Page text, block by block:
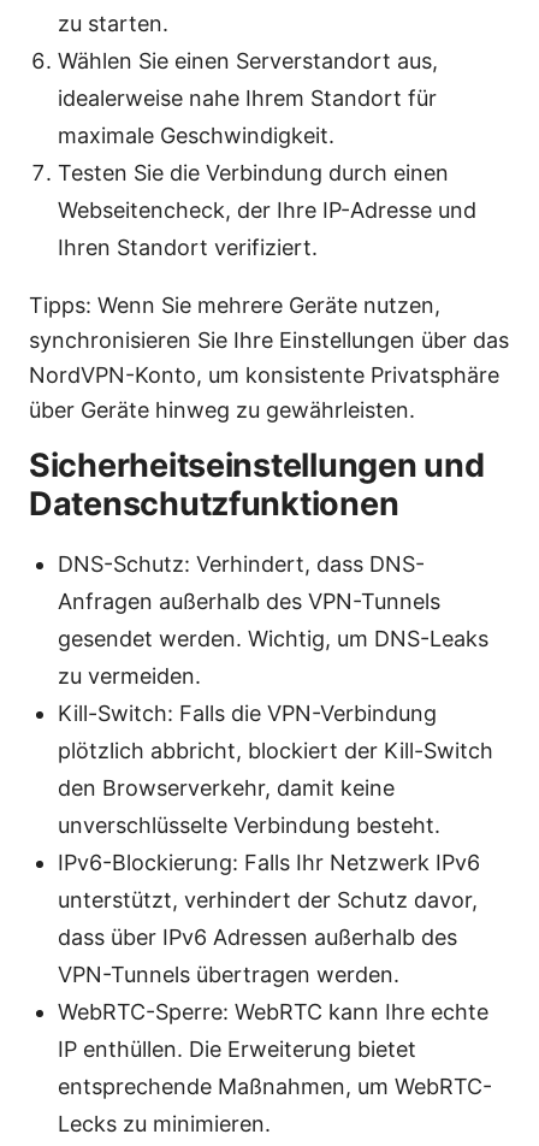
zu starten.
Wählen Sie einen Serverstandort aus,
idealerweise nahe Ihrem Standort für
maximale Geschwindigkeit.
Testen Sie die Verbindung durch einen
Webseitencheck, der Ihre IP-Adresse und
Ihren Standort verifiziert.
Tipps: Wenn Sie mehrere Geräte nutzen,
synchronisieren Sie Ihre Einstellungen über das
NordVPN-Konto, um konsistente Privatsphäre
über Geräte hinweg zu gewährleisten.
Sicherheitseinstellungen und
Datenschutzfunktionen
DNS-Schutz: Verhindert, dass DNS-
Anfragen außerhalb des VPN-Tunnels
gesendet werden. Wichtig, um DNS-Leaks
zu vermeiden.
Kill-Switch: Falls die VPN-Verbindung
plötzlich abbricht, blockiert der Kill-Switch
den Browserverkehr, damit keine
unverschlüsselte Verbindung besteht.
IPv6-Blockierung: Falls Ihr Netzwerk IPv6
unterstützt, verhindert der Schutz davor,
dass über IPv6 Adressen außerhalb des
VPN-Tunnels übertragen werden.
WebRTC-Sperre: WebRTC kann Ihre echte
IP enthüllen. Die Erweiterung bietet
entsprechende Maßnahmen, um WebRTC-
Lecks zu minimieren.